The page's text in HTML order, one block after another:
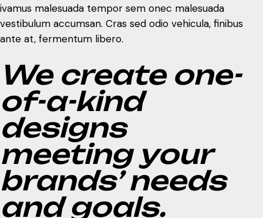
ivamus malesuada tempor sem onec malesuada
vestibulum accumsan. Cras sed odio vehicula, finibus
ante at, fermentum libero.
We create one-
of-a-kind
designs
meeting your
brands’ needs
and goals.